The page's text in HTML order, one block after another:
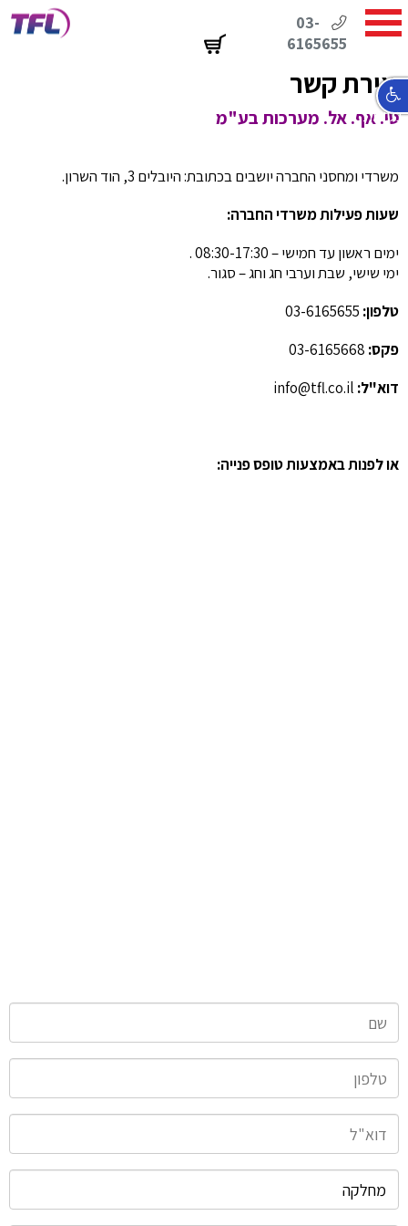
03-
6165655
יצירת קשר
טי. אף. אל. מערכות בע"מ
משרדי ומחסני החברה יושבים בכתובת: היובלים 3, הוד השרון.
שעות פעילות משרדי החברה:
ימים ראשון עד חמישי – 08:30-17:30 .
ימי שישי, שבת וערבי חג וחג – סגור.
טלפון: 03-6165655
פקס: 03-6165668
דוא"ל: info@tfl.co.il
או לפנות באמצעות טופס פנייה:
נגישות